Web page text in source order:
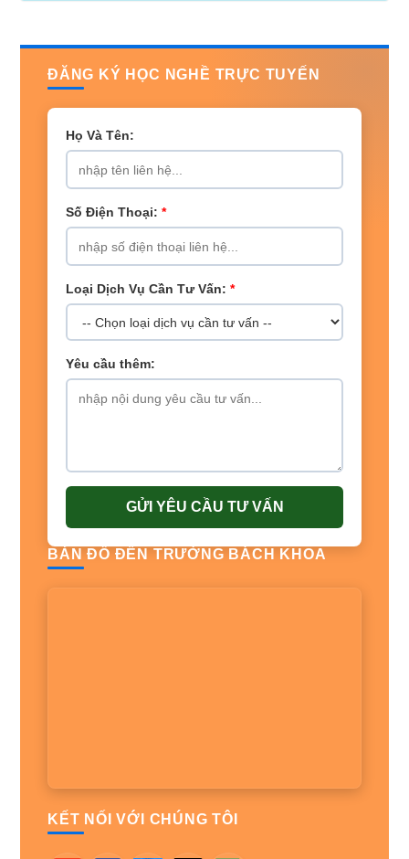
ĐĂNG KÝ HỌC NGHỀ TRỰC TUYẾN
Họ Và Tên:
Số Điện Thoại: *
Loại Dịch Vụ Cần Tư Vấn: *
Yêu cầu thêm:
GỬI YÊU CẦU TƯ VẤN
BẢN ĐỒ ĐẾN TRƯỜNG BÁCH KHOA
KẾT NỐI VỚI CHÚNG TÔI